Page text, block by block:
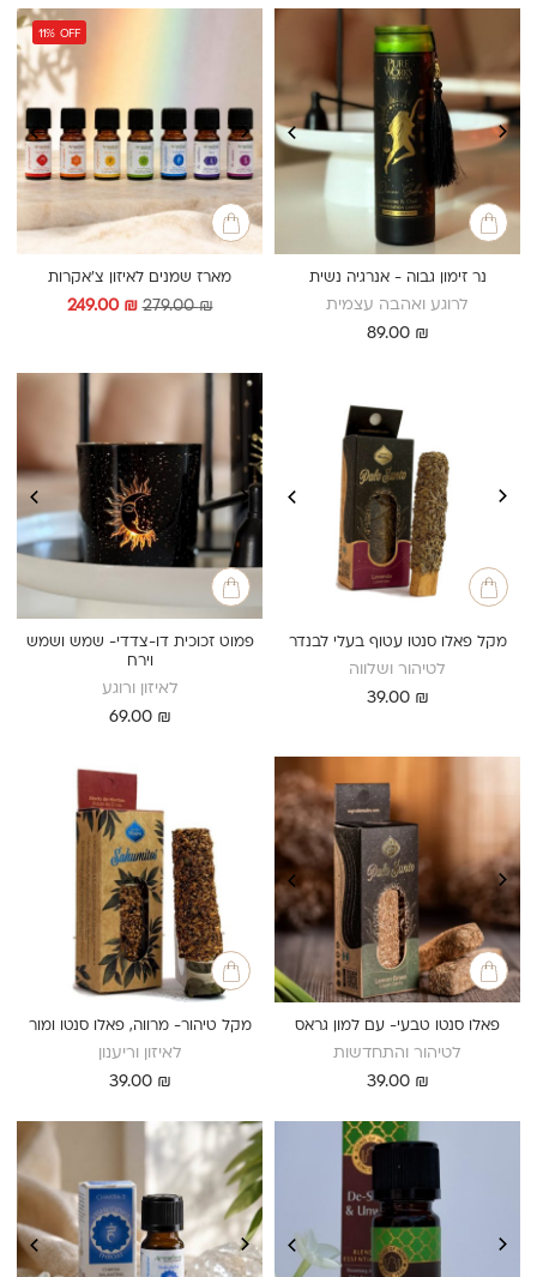
נר זימון גבוה - אנרגיה נשית
לרוגע ואהבה עצמית
89.00 ₪
11% OFF
מארז שמנים לאיזון צ'אקרות
279.00₪
המחיר
279.00 ₪.
249.00 ₪
המחיר
249.00 ₪.
מקל פאלו סנטו עטוף בעלי לבנדר
לטיהור ושלווה
39.00 ₪
פמוט זכוכית דו-צדדי- שמש ושמש
וירח
לאיזון ורוגע
69.00 ₪
פאלו סנטו טבעי- עם למון גראס
לטיהור והתחדשות
39.00 ₪
מקל טיהור- מרווה, פאלו סנטו ומור
לאיזון וריענון
39.00 ₪